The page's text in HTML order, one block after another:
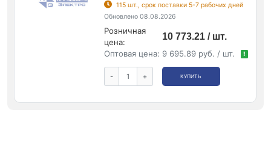
115 шт., срок поставки 5-7 рабочих дней
Обновлено 08.08.2026
Розничная
цена:
10 773.21 / шт.
Оптовая цена: 9 695.89 руб. / шт. !
- + КУПИТЬ